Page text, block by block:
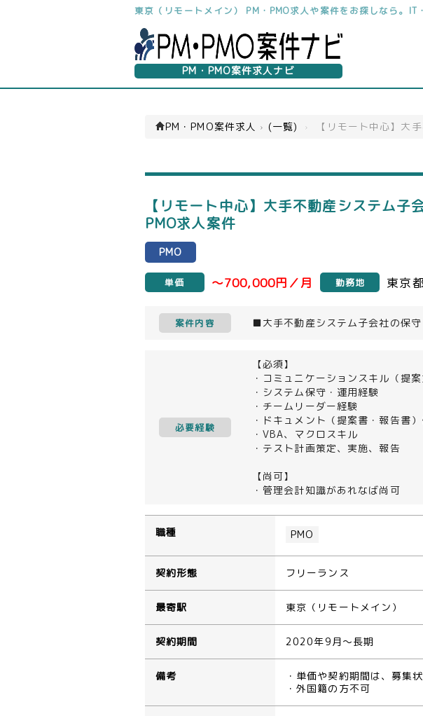
東京（リモートメイン） PM・PMO求人や案件をお探しなら。
PM・PMO案件求人ナビ
PM・PMO案件求人 › (一覧) › 【リモート中心】大
【リモート中心】大手不動産システム
PMO求人案件
PMO
単価 ～700,000円／月 勤務地 東京
案件内容 ■大手不動産システム子会社の保
必要経験
【必須】
・コミュニケーションスキル（提案
・システム保守・運用経験
・チームリーダー経験
・ドキュメント（提案書・報告書
・VBA、マクロスキル
・テスト計画策定、実施、報告
【尚可】
・管理会計知識があれなば尚可
職種 PMO
契約形態 フリーランス
最寄駅 東京（リモートメイン）
契約期間 2020年9月～長期
備考
・単価や契約期間は、募集
・外国籍の方不可